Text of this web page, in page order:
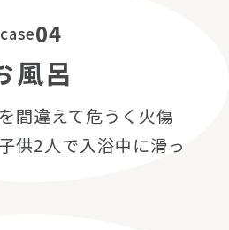
case04
風呂
間違えて危うく火傷
供2人で入浴中に滑っ